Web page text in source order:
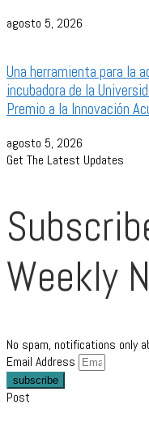
agosto 5, 2026
Una herramienta para la
incubadora de la
Premio a la Innovación
agosto 5, 2026
Get The Latest Updates
Weekly
No spam, notifications only
Email Address
subscribe
Post